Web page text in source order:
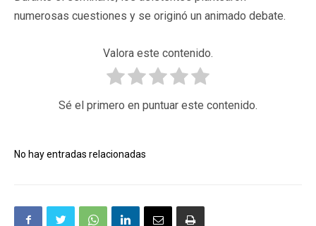
numerosas cuestiones y se originó un animado debate.
Valora este contenido.
Sé el primero en puntuar este contenido.
No hay entradas relacionadas